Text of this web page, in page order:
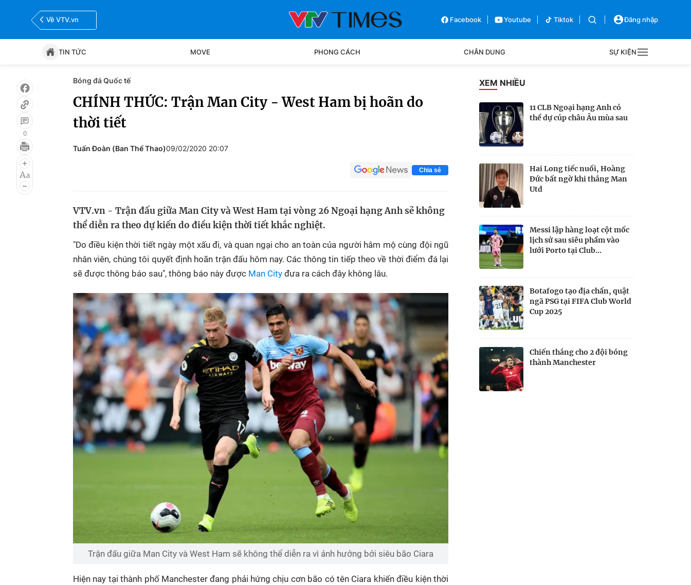
Về VTV.vn Facebook Youtube Tiktok Đăng nhập
TIN TỨC MOVE PHONG CÁCH CHÂN DUNG SỰ KIỆN
Tin tức
Bóng đá Bên lề
0
Bóng đá Quốc tế
CHÍNH THỨC: Trận Man City - West Ham bị hoãn do
thời tiết
Tuấn Đoàn (Ban Thể Thao)09/02/2020 20:07
Chia sẻ
VTV.vn - Trận đấu giữa Man City và West Ham tại vòng 26 Ngoại hạng Anh sẽ không
thể diễn ra theo dự kiến do điều kiện thời tiết khắc nghiệt.
"Do điều kiện thời tiết ngày một xấu đi, và quan ngại cho an toàn của người hâm mộ cùng đội ngũ
nhân viên, chúng tôi quyết định hoãn trận đấu hôm nay. Các thông tin tiếp theo về thời điểm đá lại
sẽ được thông báo sau", thông báo này được Man City đưa ra cách đây không lâu.
Trận đấu giữa Man City và West Ham sẽ không thể diễn ra vì ảnh hưởng bởi siêu bão Ciara
Hiện nay tại thành phố Manchester đang phải hứng chịu cơn bão có tên Ciara khiến điều kiện thời
XEM NHIỀU
11 CLB Ngoại hạng Anh có
thể dự cúp châu Âu mùa sau
Hai Long tiếc nuối, Hoàng
Đức bất ngờ khi thắng Man
Utd
Messi lập hàng loạt cột mốc
lịch sử sau siêu phẩm vào
lưới Porto tại Club...
Botafogo tạo địa chấn, quật
ngã PSG tại FIFA Club World
Cup 2025
Chiến thắng cho 2 đội bóng
thành Manchester